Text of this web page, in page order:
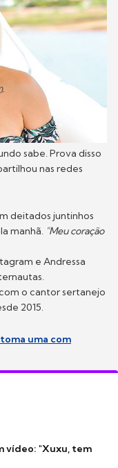
sabe. Prova disso
nas redes
deitados juntinhos
manhã. "Meu coração
e Andressa
o cantor sertanejo
2015.
uma com
vídeo: "Xuxu, tem